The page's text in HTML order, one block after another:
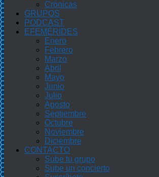
Crónicas
GRUPOS
PODCAST
EFEMÉRIDES
Enero
Febrero
Marzo
Abril
Mayo
Junio
Julio
Agosto
Septiembre
Octubre
Noviembre
Diciembre
CONTACTO
Sube tu grupo
Sube un concierto